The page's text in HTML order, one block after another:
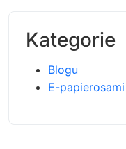
Kategorie
Blogu
E-papierosami